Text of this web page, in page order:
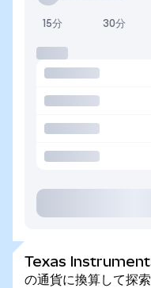
15分 30分
Texas
の通貨に換算して探